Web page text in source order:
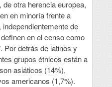
de otra herencia europea,
en minoría frente a
de
en el censo como
Por detrás de latinos y
grupos étnicos están a
asiáticos (14%),
americanos (1,7%).